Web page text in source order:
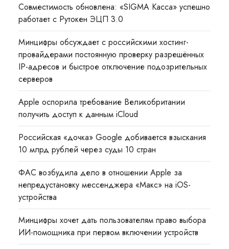
Совместимость обновлена: «SIGMA Касса» успешно
работает с Рутокен ЭЦП 3.0
Минцифры обсуждает с российскими хостинг-
провайдерами постоянную проверку разрешённых
IP-адресов и быстрое отключение подозрительных
серверов
Apple оспорила требование Великобритании
получить доступ к данным iCloud
Российская «дочка» Google добивается взыскания
10 млрд рублей через суды 10 стран
ФАС возбудила дело в отношении Apple за
непредустановку мессенджера «Макс» на iOS-
устройства
Минцифры хочет дать пользователям право выбора
ИИ-помощника при первом включении устройств